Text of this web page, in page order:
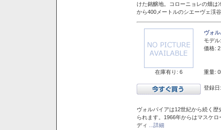
けた銘醸地。コローニョレの畑は
から400メートルのシエーヴェ渓
在庫有り: 6
ヴォ
モデル:
価格:
重量:
登録
ヴォルパイアは12世紀から続く
られます。1966年からはマスケ
ディ
...詳細